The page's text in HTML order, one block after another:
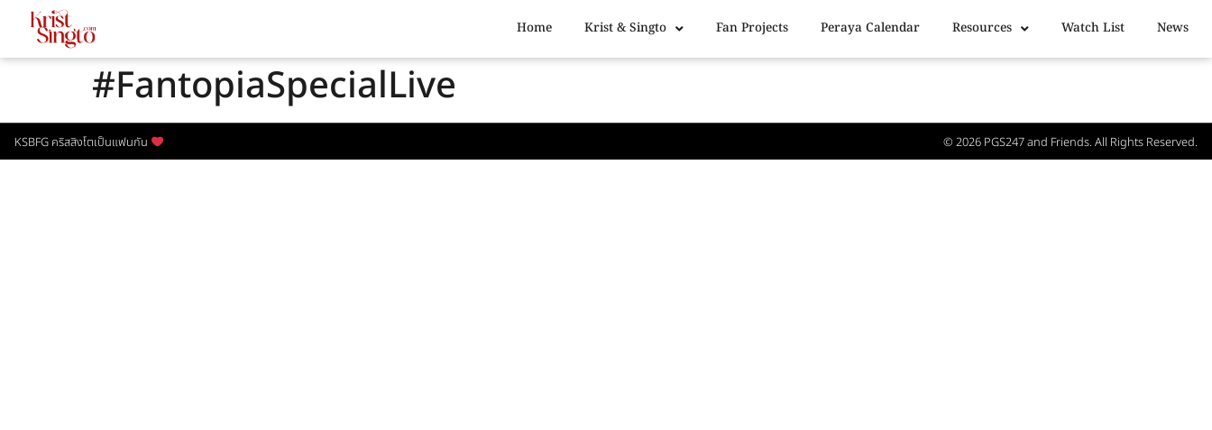
Home Krist & Singto Fan Projects Peraya Calendar Resources Watch List News
#FantopiaSpecialLive
KSBFG คริสสิงโตเป็นแฟนกัน © 2026 PGS247and Friends. All Rights Reserved.